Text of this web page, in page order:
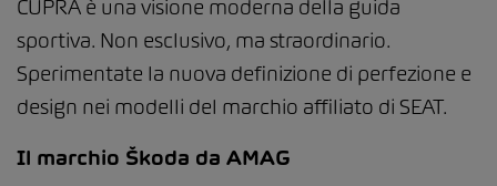
CUPRA è una visione moderna della guida
sportiva. Non esclusivo, ma straordinario.
Sperimentate la nuova definizione di perfezione e
design nei modelli del marchio affiliato di SEAT.
Il marchio Škoda da AMAG